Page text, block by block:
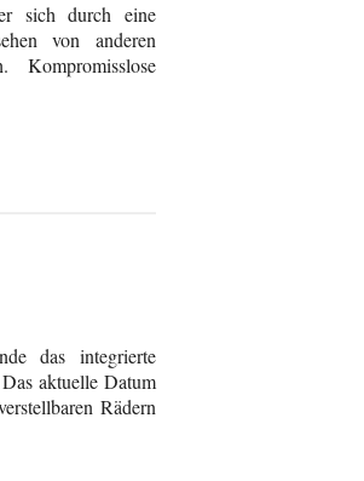
sich durch eine
von anderen
Kompromisslose
das integrierte
aktuelle Datum
Rädern